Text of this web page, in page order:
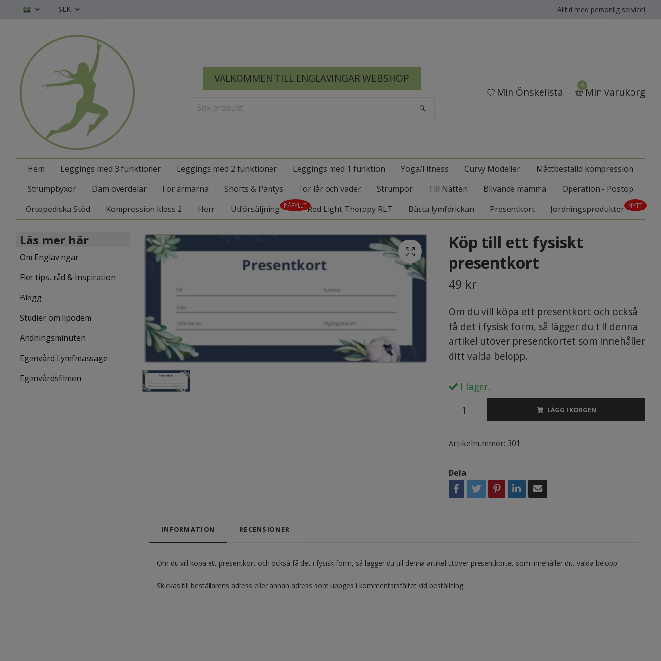
SEK Alltid med personlig service!
VÄLKOMMEN TILL ENGLAVINGAR WEBSHOP
Min Önskelista
0
Min varukorg
Hem Leggings med 3 funktioner Leggings med 2 funktioner Leggings med 1 funktion Yoga/Fitness Curvy Modeller
Måttbeställd kompression
Strumpbyxor
Dam överdelar För armarna Shorts & Pantys För lår och vader Strumpor Till Natten Blivande mamma
Operation - Postop
Ortopediska Stöd
Kompression klass 2 Herr Utförsäljning PÅFYLLTRed Light Therapy RLT Bästa lymfdrickan Presentkort Jordningsprodukter NYTT
Läs mer här
Om Englavingar
Fler tips, råd & Inspiration
Blogg
Studier om lipödem
Andningsminuten
Egenvård Lymfmassage
Egenvårdsfilmen
Köp till ett fysiskt
presentkort
49 kr
Om du vill köpa ett presentkort och också
få det i fysisk form, så lägger du till denna
artikel utöver presentkortet som innehåller
ditt valda belopp.
I lager.
LÄGG I KORGEN
Artikelnummer: 301
Dela
INFORMATION RECENSIONER
Om du vill köpa ett presentkort och också få det i fysisk form, så lägger du till denna artikel utöver presentkortet som innehåller ditt valda belopp.
Skickas till beställarens adress eller annan adress som uppges i kommentarsfältet vid beställning.